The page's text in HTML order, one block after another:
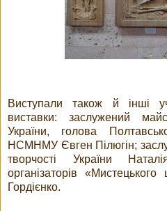
Виступали також й інші
виставки: заслужений
України, голова
НСМНМУ Євген Пілюгін;
творчості України
організаторів
Гордієнко.